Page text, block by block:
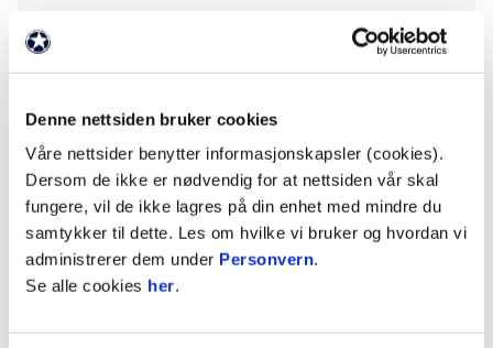
Denne nettsiden bruker cookies
Våre nettsider benytter informasjonskapsler (cookies).
Dersom de ikke er nødvendig for at nettsiden vår skal
fungere, vil de ikke lagres på din enhet med mindre du
samtykker til dette. Les om hvilke vi bruker og hvordan vi
administrerer dem under Personvern.
Se alle cookies her.
setter stor pris på spillergruppen, støtteapparatet
og alle jeg har jobbet sammen med. Selv om jeg
gjerne skulle fortsatt arbeidet vi hadde startet på,
er jeg enig i at dette var det riktige. Vi skilles som
gode venner, og jeg ønsker Molde FK lykke til
videre, sier Per-Mathias Høgmo.
så langt i 2025 og står med kun åtte seiere etter